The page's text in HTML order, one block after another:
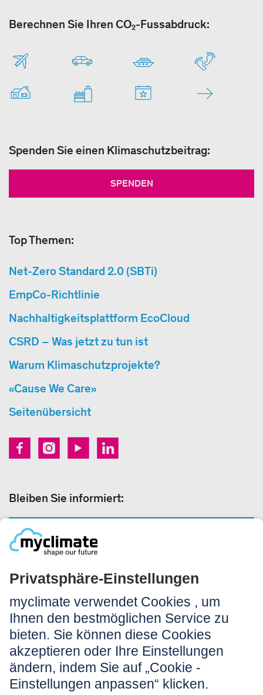
Berechnen Sie Ihren CO₂-Fussabdruck:
Spenden Sie einen Klimaschutzbeitrag:
SPENDEN
Top Themen:
Net-Zero Standard 2.0 (SBTi)
EmpCo-Richtlinie
Nachhaltigkeitsplattform EcoCloud
CSRD – Was jetzt zu tun ist
Warum Klimaschutzprojekte?
«Cause We Care»
Seitenübersicht
Bleiben Sie informiert:
Rechtliches:
Impressum
Nutzungshinweis
AGB
Datenschutz